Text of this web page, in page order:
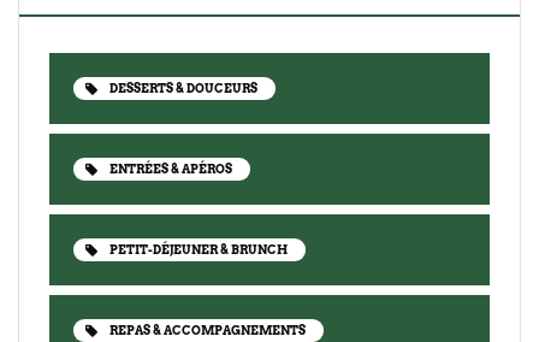
DESSERTS & DOUCEURS
ENTRÉES & APÉROS
PETIT-DÉJEUNER & BRUNCH
REPAS & ACCOMPAGNEMENTS